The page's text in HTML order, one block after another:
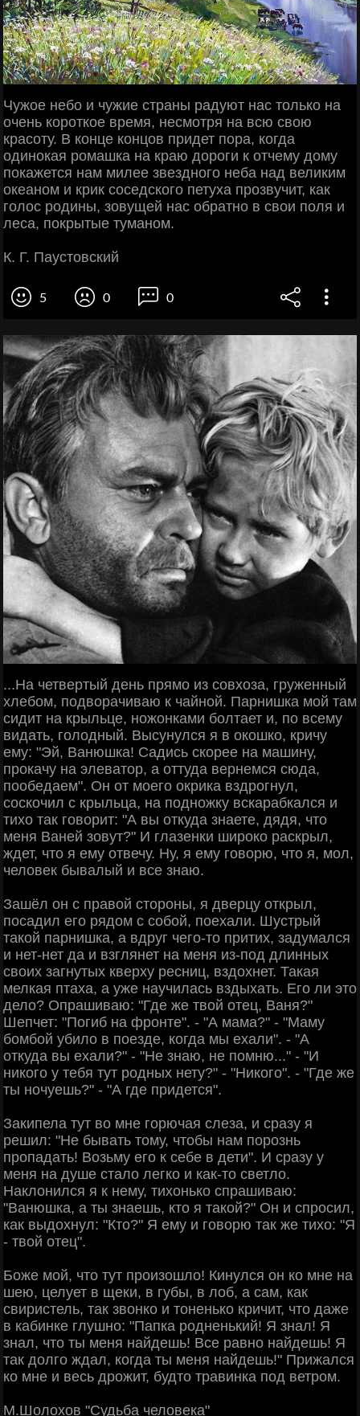
Чужое небо и чужие страны радуют нас только на
очень короткое время, несмотря на всю свою
красоту. В конце концов придет пора, когда
одинокая ромашка на краю дороги к отчему дому
покажется нам милее звездного неба над великим
океаном и крик соседского петуха прозвучит, как
голос родины, зовущей нас обратно в свои поля и
леса, покрытые туманом.
К. Г. Паустовский
5 0 0
...На четвертый день прямо из совхоза, груженный
хлебом, подворачиваю к чайной. Парнишка мой там
сидит на крыльце, ножонками болтает и, по всему
видать, голодный. Высунулся я в окошко, кричу
ему: "Эй, Ванюшка! Садись скорее на машину,
прокачу на элеватор, а оттуда вернемся сюда,
пообедаем". Он от моего окрика вздрогнул,
соскочил с крыльца, на подножку вскарабкался и
тихо так говорит: "А вы откуда знаете, дядя, что
меня Ваней зовут?" И глазенки широко раскрыл,
ждет, что я ему отвечу. Ну, я ему говорю, что я, мол,
человек бывалый и все знаю.
Зашёл он с правой стороны, я дверцу открыл,
посадил его рядом с собой, поехали. Шустрый
такой парнишка, а вдруг чего-то притих, задумался
и нет-нет да и взглянет на меня из-под длинных
своих загнутых кверху ресниц, вздохнет. Такая
мелкая птаха, а уже научилась вздыхать. Его ли это
дело? Опрашиваю: "Где же твой отец, Ваня?"
Шепчет: "Погиб на фронте". - "А мама?" - "Маму
бомбой убило в поезде, когда мы ехали". - "А
откуда вы ехали?" - "Не знаю, не помню..." - "И
никого у тебя тут родных нету?" - "Никого". - "Где же
ты ночуешь?" - "А где придется".
Закипела тут во мне горючая слеза, и сразу я
решил: "Не бывать тому, чтобы нам порознь
пропадать! Возьму его к себе в дети". И сразу у
меня на душе стало легко и как-то светло.
Наклонился я к нему, тихонько спрашиваю:
"Ванюшка, а ты знаешь, кто я такой?" Он и спросил,
как выдохнул: "Кто?" Я ему и говорю так же тихо: "Я
- твой отец".
Боже мой, что тут произошло! Кинулся он ко мне на
шею, целует в щеки, в губы, в лоб, а сам, как
свиристель, так звонко и тоненько кричит, что даже
в кабинке глушно: "Папка родненький! Я знал! Я
знал, что ты меня найдешь! Все равно найдешь! Я
так долго ждал, когда ты меня найдешь!" Прижался
ко мне и весь дрожит, будто травинка под ветром.
М.Шолохов "Судьба человека"